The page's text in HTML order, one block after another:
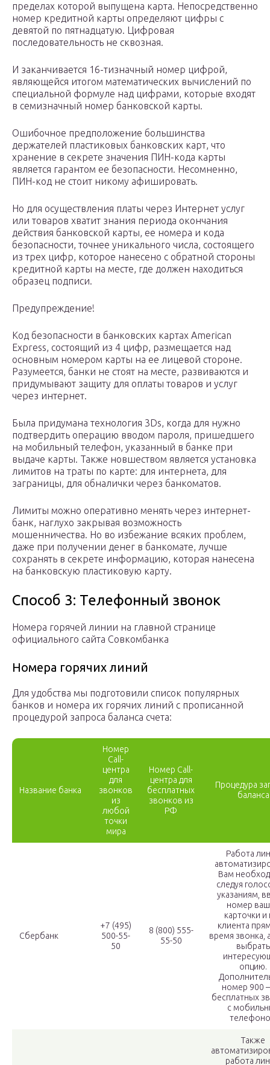
пределах которой выпущена карта. Непосредственно
номер кредитной карты определяют цифры с
девятой по пятнадцатую. Цифровая
последовательность не сквозная.
И заканчивается 16-тизначный номер цифрой,
являющейся итогом математических вычислений по
специальной формуле над цифрами, которые входят
в семизначный номер банковской карты.
Ошибочное предположение большинства
держателей пластиковых банковских карт, что
хранение в секрете значения ПИН-кода карты
является гарантом ее безопасности. Несомненно,
ПИН-код не стоит никому афишировать.
Но для осуществления платы через Интернет услуг
или товаров хватит знания периода окончания
действия банковской карты, ее номера и кода
безопасности, точнее уникального числа, состоящего
из трех цифр, которое нанесено с обратной стороны
кредитной карты на месте, где должен находиться
образец подписи.
Предупреждение!
Код безопасности в банковских картах American
Express, состоящий из 4 цифр, размещается над
основным номером карты на ее лицевой стороне.
Разумеется, банки не стоят на месте, развиваются и
придумывают защиту для оплаты товаров и услуг
через интернет.
Была придумана технология 3Ds, когда для нужно
подтвердить операцию вводом пароля, пришедшего
на мобильный телефон, указанный в банке при
выдаче карты. Также новшеством является установка
лимитов на траты по карте: для интернета, для
заграницы, для обналички через банкоматов.
Лимиты можно оперативно менять через интернет-
банк, наглухо закрывая возможность
мошенничества. Но во избежание всяких проблем,
даже при получении денег в банкомате, лучше
сохранять в секрете информацию, которая нанесена
на банковскую пластиковую карту.
Способ 3: Телефонный звонок
Номера горячей линии на главной странице
официального сайта Совкомбанка
Номера горячих линий
Для удобства мы подготовили список популярных
банков и номера их горячих линий с прописанной
процедурой запроса баланса счета:
Название банка
Номер
Call-
центра
для
звонков
из
любой
точки
мира
Номер Call-
центра для
бесплатных
звонков из
РФ
Процедура
баланса
Сбербанк
+7 (495)
500-55-
50
8 (800) 555-
55-50
Работа
Вам
следуя
указаниям,
номер
карточки и
клиента
время звонка,
выбрать
опцию.
номер 900
бесплатных
с
Также
работа